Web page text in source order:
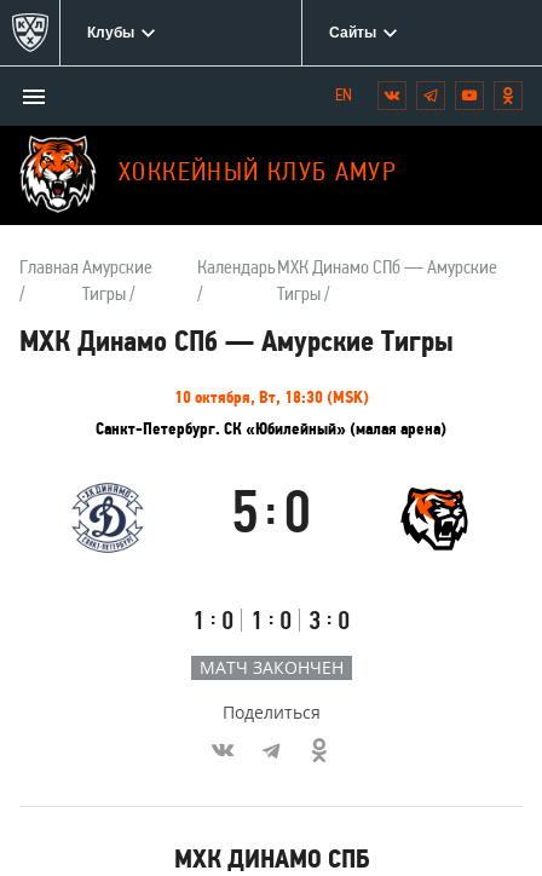
Клубы Сайты
ХОККЕЙНЫЙ КЛУБ АМУР
Открыть/
закрыть
меню
Мы
в
социальных
сетях:
Вконтакте
Telegram
YouTube
Главная Амурские
Тигры
КалендарьМХК Динамо СПб — Амурские
Тигры
МХК Динамо СПб — Амурские Тигры
10 октября, Вт, 18:30 (MSK)
Санкт-Петербург. СК «Юбилейный» (малая арена)
МХК
Динамо
СПб
5 : 0
Первый
тайм
1 : 0
Второй
тайм
1 : 0
Третий
тайм
3 : 0
Амурские
Тигры
МАТЧ ЗАКОНЧЕН
Поделиться
МХК ДИНАМО СПБ